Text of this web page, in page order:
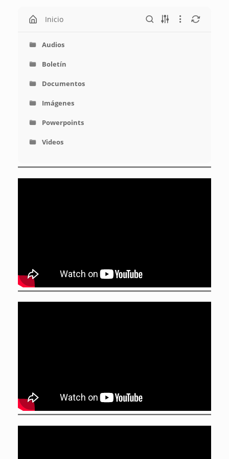
Inicio
Audios
Boletín
Documentos
Imágenes
Powerpoints
Videos